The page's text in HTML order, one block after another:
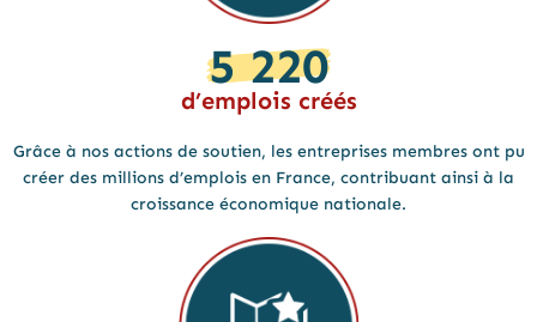
5 220
d’emplois créés
Grâce à nos actions de soutien, les entreprises membres ont pu
créer des millions d’emplois en France, contribuant ainsi à la
croissance économique nationale.